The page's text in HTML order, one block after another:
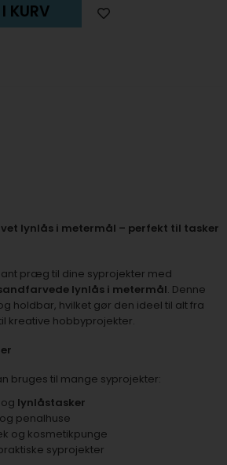
KURV
lynlås i metermål – perfekt til tasker
præg til dine syprojekter med
lynlås i metermål. Denne
holdbar, hvilket gør den ideel til alt fra
kreative hobbyprojekter.
bruges til mange syprojekter:
lynlåstasker
og penalhuse
og kosmetikpunge
syprojekter